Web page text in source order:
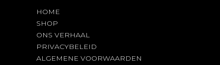
HOME
SHOP
ONS VERHAAL
PRIVACYBELEID
ALGEMENE VOORWAARDEN